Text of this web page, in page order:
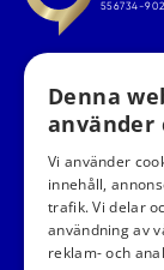
FÖLJ OSS I
Denna
använder
Vi använder
innehåll,
trafik. Vi delar
användning av
reklam- och